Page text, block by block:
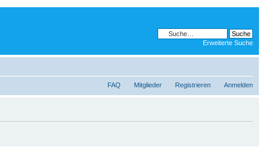
Erweiterte Suche
FAQ Mitglieder Registrieren Anmelden